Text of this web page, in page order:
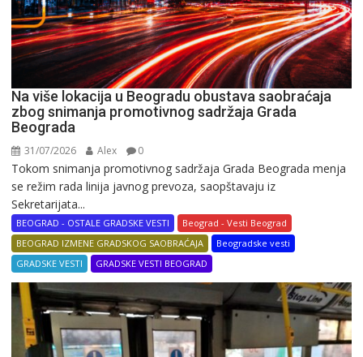
Na više lokacija u Beogradu obustava saobraćaja
zbog snimanja promotivnog sadržaja Grada
Beograda
31/07/2026 Alex 0
Tokom snimanja promotivnog sadržaja Grada Beograda menja
se režim rada linija javnog prevoza, saopštavaju iz
Sekretarijata...
BEOGRAD - OSTALE GRADSKE VESTI
Beograd - Vesti Beograd
BEOGRAD IZMENE GRADSKOG SAOBRAĆAJA
Beogradske vesti
GRADSKE VESTI
GRADSKE VESTI BEOGRAD